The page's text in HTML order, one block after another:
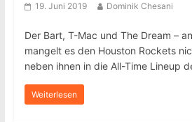
19. Juni 2019 Dominik Chesani
Der Bart, T-Mac und The Dream –
mangelt es den Houston Rockets
neben ihnen in die All-Time Lineup
Weiterlesen